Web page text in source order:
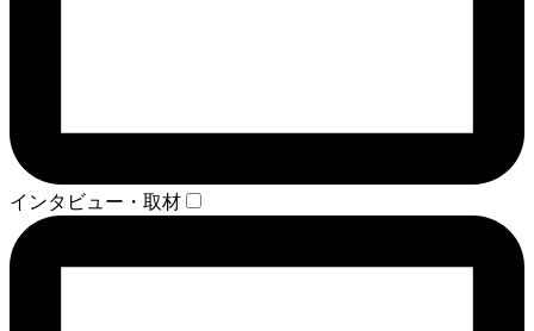
インタビュー・取材